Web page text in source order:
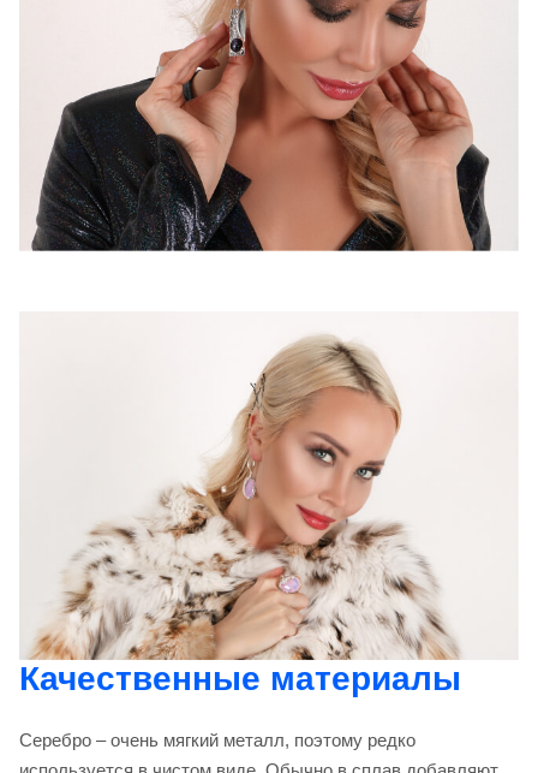
Качественные материалы
Серебро – очень мягкий металл, поэтому редко